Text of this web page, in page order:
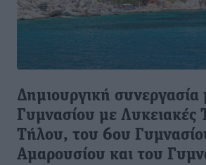
Δημιουργική συνεργασία
Γυμνασίου με Λυκειακές
Τήλου, του 6ου
Αμαρουσίου και του